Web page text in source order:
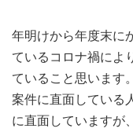
年明けから年度末に
ているコロナ禍によ
ていること思います
案件に直面している
に直面していますが